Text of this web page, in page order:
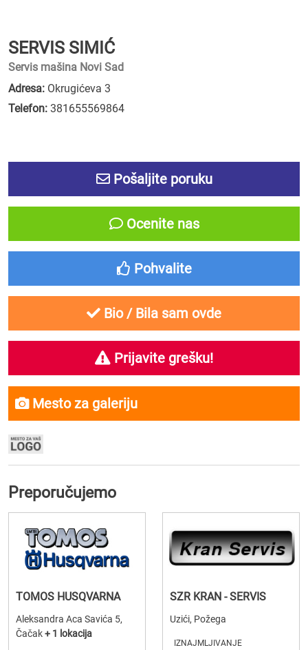
SERVIS SIMIĆ
Servis mašina Novi Sad
Adresa: Okrugićeva 3
Telefon: 381655569864
Pošaljite poruku
Ocenite nas
Pohvalite
Bio / Bila sam ovde
Prijavite grešku!
Mesto za galeriju
Preporučujemo
TOMOS HUSQVARNA
Aleksandra Aca Savića 5,
Čačak+ 1 lokacija
SZR KRAN - SERVIS
Uzići, Požega
IZNAJMLJIVANJE